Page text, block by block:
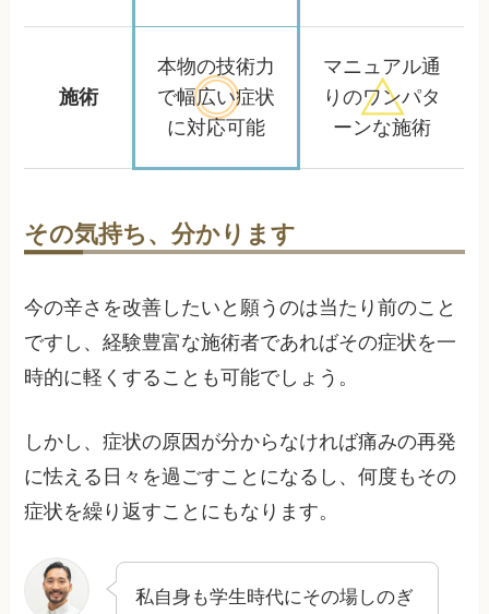
施術
本物の技術力
で幅広い症状
に対応可能
マニュアル通
りのワンパタ
ーンな施術
その気持ち、分かります
今の辛さを改善したいと願うのは当たり前のこと
ですし、経験豊富な施術者であればその症状を一
時的に軽くすることも可能でしょう。
しかし、症状の原因が分からなければ痛みの再発
に怯える日々を過ごすことになるし、何度もその
症状を繰り返すことにもなります。
私自身も学生時代にその場しのぎ